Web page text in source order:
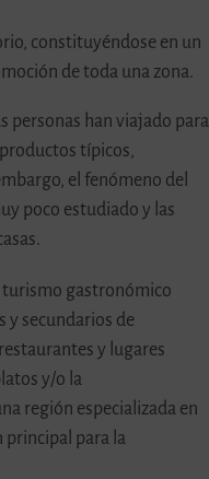
constituyéndose en un
de toda una zona.
personas han viajado para
típicos,
el fenómeno del
poco estudiado y las
turismo gastronómico
y secundarios de
y lugares
y/o la
región especializada en
principal para la